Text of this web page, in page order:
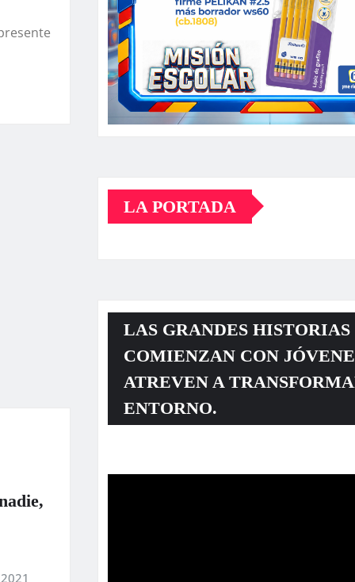
LA PORTADA
LAS GRANDES HISTORIAS
COMIENZAN CON
ATREVEN A
ENTORNO.